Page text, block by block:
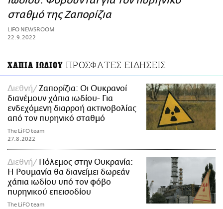
ΑΜΠΑ
PRINT
σταθμό της Ζαπορίζια
LIFO NEWSROOM
22.9.2022
ΧΑΠΙΑ ΙΩΔΙΟΥ ΠΡΟΣΦΑΤΕΣ ΕΙΔΗΣΕΙΣ
Διεθνή
Ζαπορίζια: Οι Ουκρανοί
διανέμουν χάπια ιωδίου- Για
ενδεχόμενη διαρροή ακτινοβολίας
από τον πυρηνικό σταθμό
The LiFO team
27.8.2022
Διεθνή
Πόλεμος στην Ουκρανία:
Η Ρουμανία θα διανείμει δωρεάν
χάπια ιωδίου υπό τον φόβο
πυρηνικού επεισοδίου
The LiFO team